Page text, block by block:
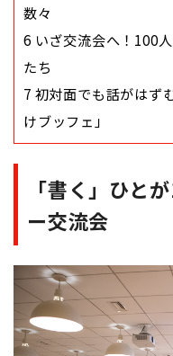
数々
6 いざ交流会へ！100
たち
7 初対面でも話がはず
けブッフェ」
「書く」ひと
ー交流会